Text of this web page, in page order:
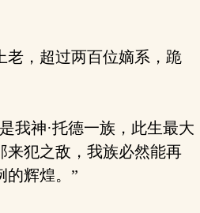
，超过两百位嫡系，跪
我神·托德一族，此生最大
来犯之敌，我族必然能再
的辉煌。”